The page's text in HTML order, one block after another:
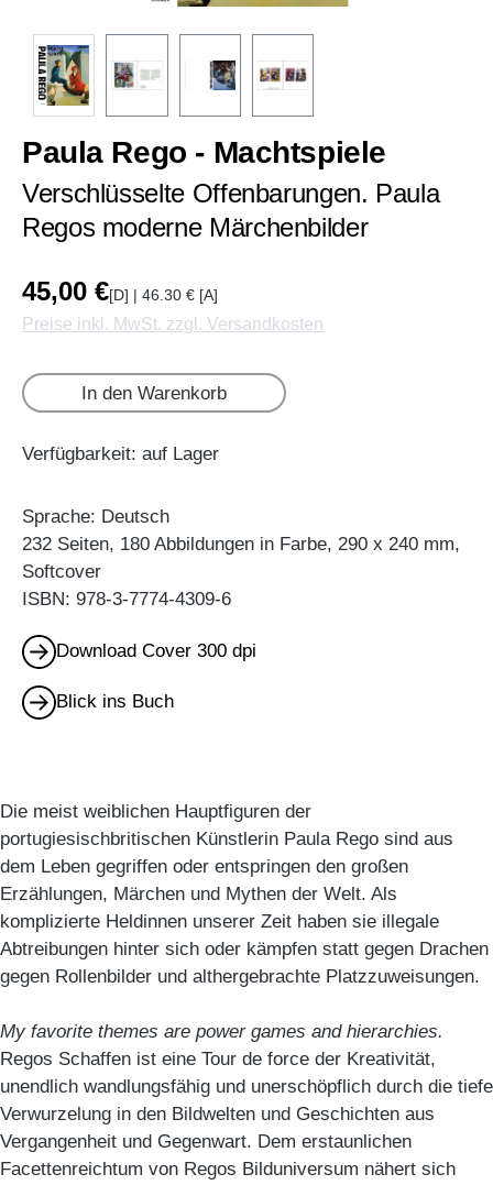
Paula Rego - Machtspiele
Verschlüsselte Offenbarungen. Paula
Regos moderne Märchenbilder
45,00 €[D] | 46.30 € [A]
Preise inkl. MwSt. zzgl. Versandkosten
In den Warenkorb
Verfügbarkeit: auf Lager
Sprache: Deutsch
232 Seiten, 180 Abbildungen in Farbe, 290 x 240 mm,
Softcover
ISBN: 978-3-7774-4309-6
Download Cover 300 dpi
Blick ins Buch
Die meist weiblichen Hauptfiguren der
portugiesischbritischen Künstlerin Paula Rego sind aus
dem Leben gegriffen oder entspringen den großen
Erzählungen, Märchen und Mythen der Welt. Als
komplizierte Heldinnen unserer Zeit haben sie illegale
Abtreibungen hinter sich oder kämpfen statt gegen Drachen
gegen Rollenbilder und althergebrachte Platzzuweisungen.
My favorite themes are power games and hierarchies.
Regos Schaffen ist eine Tour de force der Kreativität,
unendlich wandlungsfähig und unerschöpflich durch die tiefe
Verwurzelung in den Bildwelten und Geschichten aus
Vergangenheit und Gegenwart. Dem erstaunlichen
Facettenreichtum von Regos Bilduniversum nähert sich